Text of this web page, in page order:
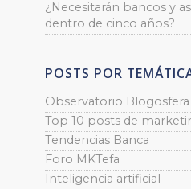
¿Necesitarán bancos y
dentro de cinco años?
POSTS POR
Observatorio
Top 10 posts de
Tendencias Banca
Foro MKTefa
Inteligencia artificial